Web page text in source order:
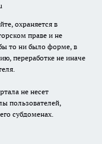
охраняется в
праве и не
то ни было форме, в
переработке не иначе
не несет
пользователей,
субдоменах.